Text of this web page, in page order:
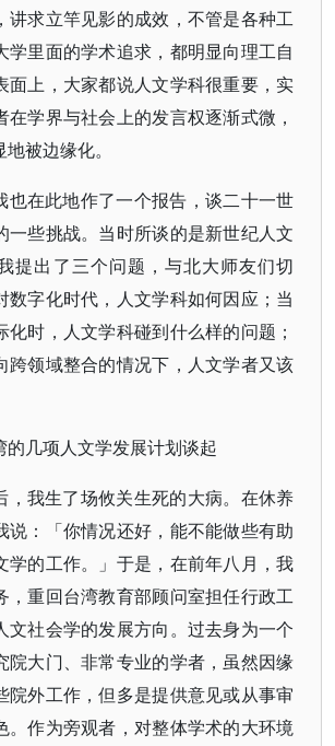
讲求立竿见影的成效，不管是各种工
学里面的学术追求，都明显向理工自
面上，大家都说人文学科很重要，实
在学界与社会上的发言权逐渐式微，
被边缘化。
也在此地作了一个报告，谈二十一世
一些挑战。当时所谈的是新世纪人文
提出了三个问题，与北大师友们切
数字化时代，人文学科如何因应；当
化时，人文学科碰到什么样的问题；
跨领域整合的情况下，人文学者又该
的几项人文学发展计划谈起
，我生了场攸关生死的大病。在休养
说：「你情况还好，能不能做些有助
学的工作。」于是，在前年八月，我
，重回台湾教育部顾问室担任行政工
文社会学的发展方向。过去身为一个
院大门、非常专业的学者，虽然因缘
院外工作，但多是提供意见或从事审
。作为旁观者，对整体学术的大环境